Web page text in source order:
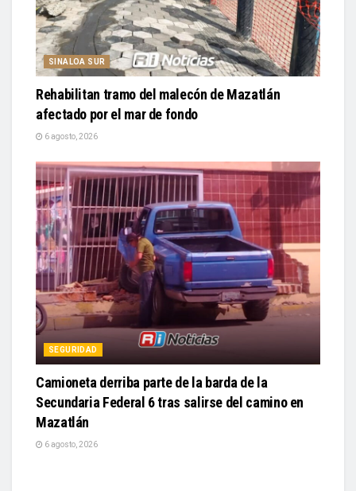
SINALOA SUR
Rehabilitan tramo del malecón de Mazatlán
afectado por el mar de fondo
6 agosto, 2026
SEGURIDAD
Camioneta derriba parte de la barda de la
Secundaria Federal 6 tras salirse del camino en
Mazatlán
6 agosto, 2026